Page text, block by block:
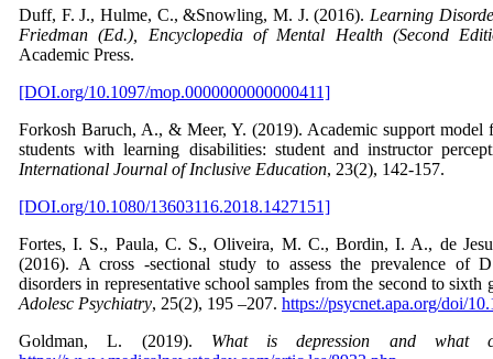
Duff, F. J., Hulme, C., &Snowling, M. J. (2016). Learning
Friedman (Ed.), Encyclopedia of Mental Health (Second
Academic Press.
[DOI.org/10.1097/mop.0000000000000411]
Forkosh Baruch, A., & Meer, Y. (2019). Academic support model
students with learning disabilities: student and instructor
International Journal of Inclusive Education, 23(2), 142-157.
[DOI.org/10.1080/13603116.2018.1427151]
Fortes, I. S., Paula, C. S., Oliveira, M. C., Bordin, I. A., de
(2016). A cross -sectional study to assess the prevalence of
disorders in representative school samples from the second to sixth
Adolesc Psychiatry, 25(2), 195 –207. https://psycnet.apa.org/doi/
Goldman, L. (2019). What is depression and